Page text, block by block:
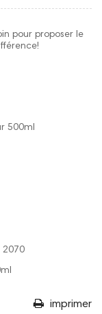
pour proposer le
500ml
2070
imprimer